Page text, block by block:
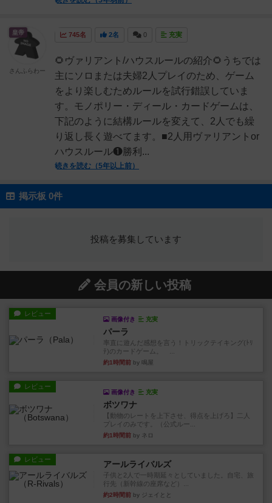
745名 2名 0 充実
🌻ヴァリアント/ハウスルールの紹介🌻うちでは
主にソロまたは夫婦2人プレイのため、ゲーム
をより楽しむためルールを試行錯誤していま
す。モノポリー・ディール・カードゲームは、
下記のように結構ルールを変えて、2人でも繰
り返し長く遊べてます。■2人用ヴァリアントor
ハウスルール❶勝利...
続きを読む（5年以上前）
皇帝
さんふらわー
掲示板 0件
投稿を募集しています
会員の新しい投稿
レビュー
画像付き 充実
パーラ
率直に遊んだ感想を言う！トリックテイキング(ﾄﾘ
ﾃ)のカードゲーム。 ...
約1時間前 by 鳴屋
レビュー
画像付き 充実
ボツワナ
【動物のレートを上下させ、得点を上げろ】二人
プレイのみです。（公式ルー...
約1時間前 by ネロ
レビュー アールライバルズ
子供と2人で一時期延々としていました。自宅、旅
行先（新幹線の座席など）...
約2時間前 by ジェイとと